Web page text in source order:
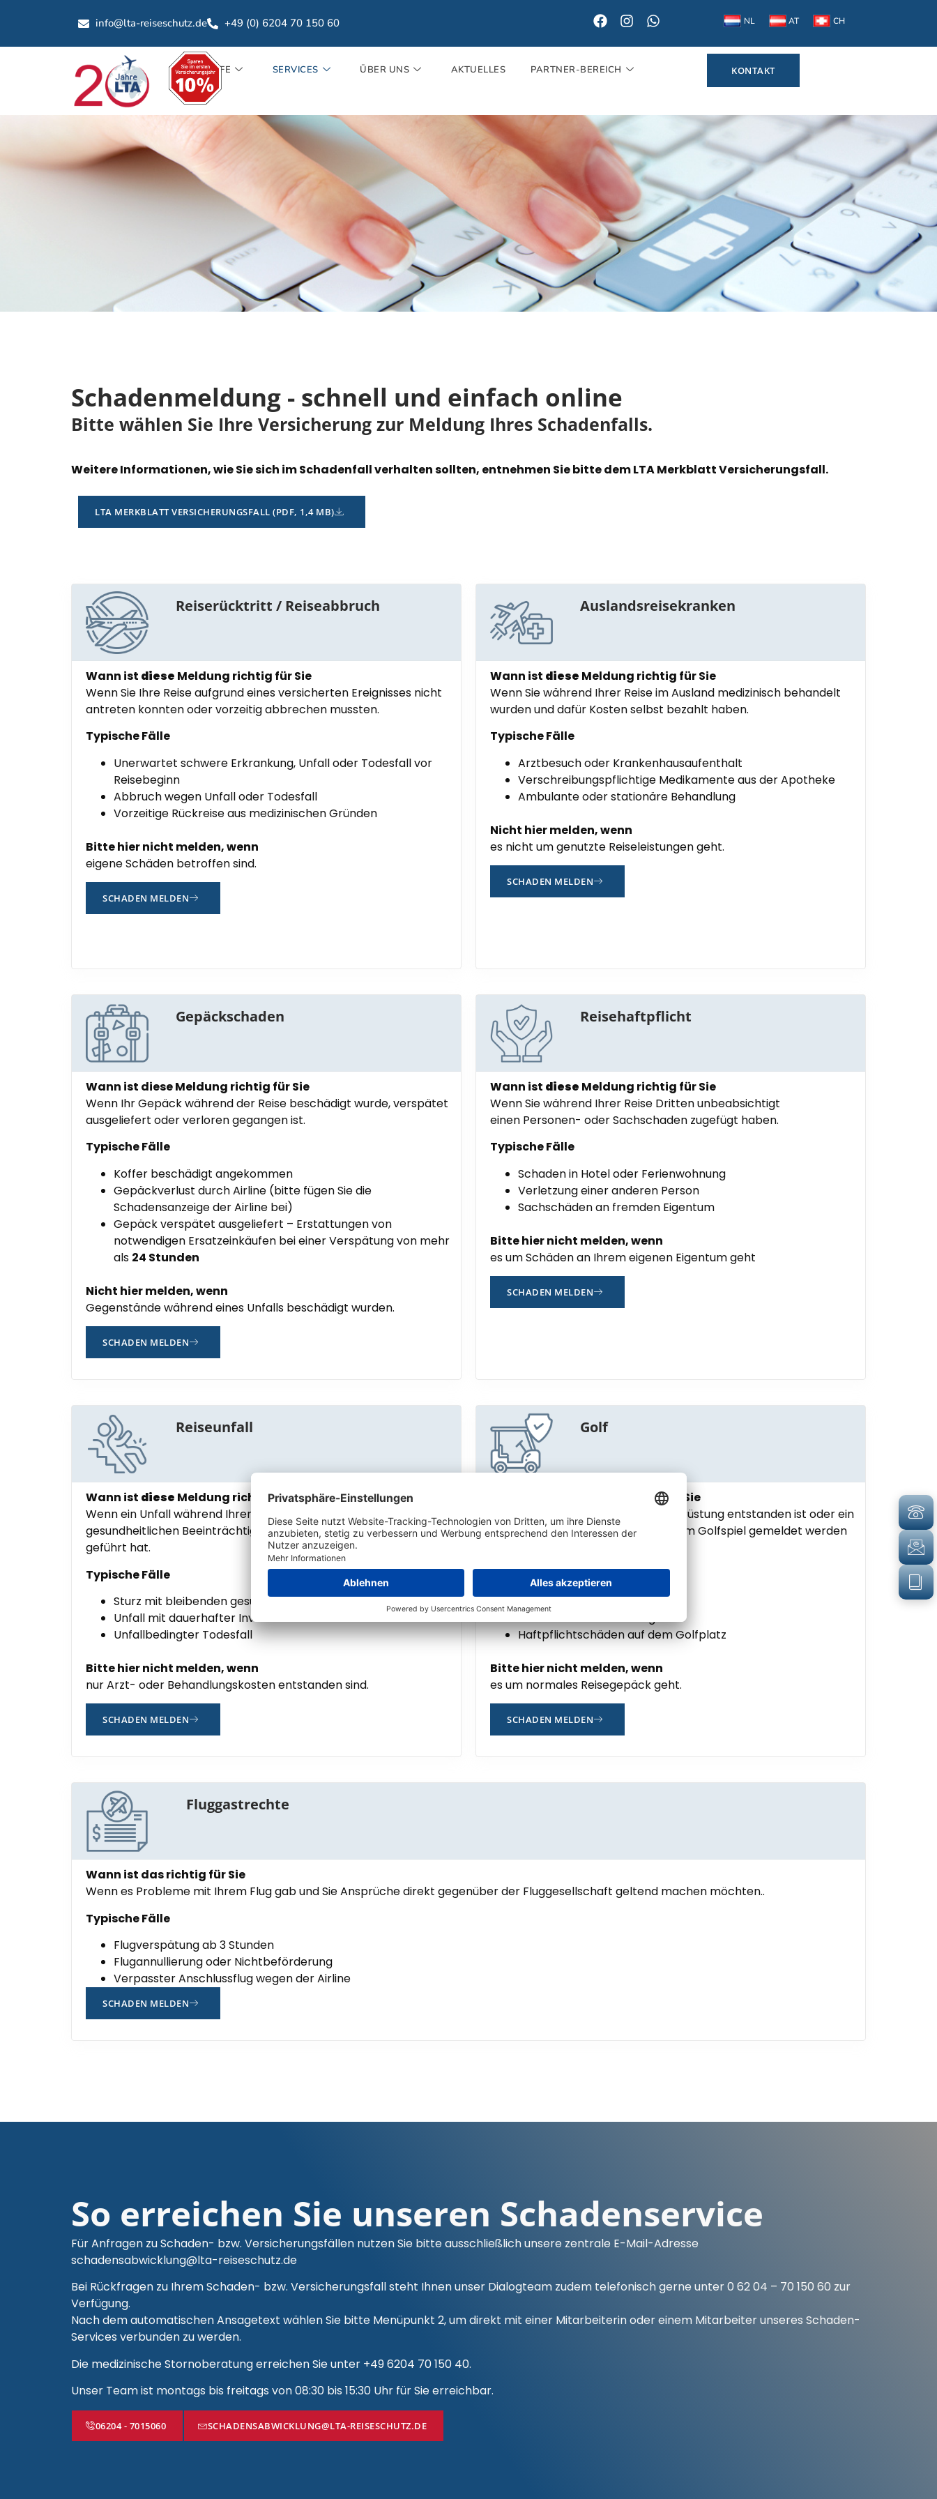
info@lta-reiseschutz.de +49 (0) 6204 70 150 60 NL AT CH
TARIFE SERVICES ÜBER UNS AKTUELLES PARTNER-BEREICH KONTAKT
Schadenmeldung - schnell und einfach online​
Bitte wählen Sie Ihre Versicherung zur Meldung Ihres Schadenfalls.​
Weitere Informationen, wie Sie sich im Schadenfall verhalten sollten, entnehmen Sie bitte dem LTA Merkblatt Versicherungsfall.
LTA MERKBLATT VERSICHERUNGSFALL (PDF, 1,4 MB)
Reiserücktritt / Reiseabbruch
Wann ist diese Meldung richtig für Sie
Wenn Sie Ihre Reise aufgrund eines versicherten Ereignisses nicht
antreten konnten oder vorzeitig abbrechen mussten.
Typische Fälle
Unerwartet schwere Erkrankung, Unfall oder Todesfall vor
Reisebeginn
Abbruch wegen Unfall oder Todesfall
Vorzeitige Rückreise aus medizinischen Gründen
Bitte hier nicht melden, wenn
eigene Schäden betroffen sind.
SCHADEN MELDEN
Auslandsreisekranken
Wann ist diese Meldung richtig für Sie
Wenn Sie während Ihrer Reise im Ausland medizinisch behandelt
wurden und dafür Kosten selbst bezahlt haben.
Typische Fälle
Arztbesuch oder Krankenhausaufenthalt
Verschreibungspflichtige Medikamente aus der Apotheke
Ambulante oder stationäre Behandlung
Nicht hier melden, wenn
es nicht um genutzte Reiseleistungen geht.
SCHADEN MELDEN
Gepäckschaden
Wann ist diese Meldung richtig für Sie
Wenn Ihr Gepäck während der Reise beschädigt wurde, verspätet
ausgeliefert oder verloren gegangen ist.
Typische Fälle
Koffer beschädigt angekommen
Gepäckverlust durch Airline (bitte fügen Sie die
Schadensanzeige der Airline bei)
Gepäck verspätet ausgeliefert – Erstattungen von
notwendigen Ersatzeinkäufen bei einer Verspätung von mehr
als 24 Stunden
Nicht hier melden, wenn
Gegenstände während eines Unfalls beschädigt wurden.
SCHADEN MELDEN
Reisehaftpflicht
Wann ist diese Meldung richtig für Sie
Wenn Sie während Ihrer Reise Dritten unbeabsichtigt
einen Personen- oder Sachschaden zugefügt haben.
Typische Fälle
Schaden in Hotel oder Ferienwohnung
Verletzung einer anderen Person
Sachschäden an fremden Eigentum
Bitte hier nicht melden, wenn
es um Schäden an Ihrem eigenen Eigentum geht
SCHADEN MELDEN
Reiseunfall
Wann ist diese Meldung richtig für Sie
Wenn ein Unfall während Ihrer Reise zu dauerhaften
gesundheitlichen Beeinträchtigungen (Invalidität) oder zum Tod
geführt hat.
Typische Fälle
Sturz mit bleibenden gesundheitlichen Schäden
Unfall mit dauerhafter Invalidität
Unfallbedingter Todesfall
Bitte hier nicht melden, wenn
nur Arzt- oder Behandlungskosten entstanden sind.
SCHADEN MELDEN
Golf
Wann ist die Meldung richtig für Sie
Wenn ein Schaden an Ihrer Golfausrüstung entstanden ist oder ein
Schaden im Zusammenhang mit dem Golfspiel gemeldet werden
Typische Fälle
Beschädigte Golfausrüstung
Diebstahl von Golfschlägern
Haftpflichtschäden auf dem Golfplatz
Bitte hier nicht melden, wenn
es um normales Reisegepäck geht.
SCHADEN MELDEN
Fluggastrechte
Wann ist das richtig für Sie
Wenn es Probleme mit Ihrem Flug gab und Sie Ansprüche direkt gegenüber der Fluggesellschaft geltend machen möchten..
Typische Fälle
Flugverspätung ab 3 Stunden
Flugannullierung oder Nichtbeförderung
Verpasster Anschlussflug wegen der Airline
SCHADEN MELDEN
So erreichen Sie unseren Schadenservice
Für Anfragen zu Schaden- bzw. Versicherungsfällen nutzen Sie bitte ausschließlich unsere zentrale E-Mail-Adresse
schadensabwicklung@lta-reiseschutz.de
Bei Rückfragen zu Ihrem Schaden- bzw. Versicherungsfall steht Ihnen unser Dialogteam zudem telefonisch gerne unter 0 62 04 – 70 150 60 zur
Verfügung.
Nach dem automatischen Ansagetext wählen Sie bitte Menüpunkt 2, um direkt mit einer Mitarbeiterin oder einem Mitarbeiter unseres Schaden-
Services verbunden zu werden.
Die medizinische Stornoberatung erreichen Sie unter +49 6204 70 150 40.
Unser Team ist montags bis freitags von 08:30 bis 15:30 Uhr für Sie erreichbar.
06204 - 7015060 SCHADENSABWICKLUNG@LTA-REISESCHUTZ.DE